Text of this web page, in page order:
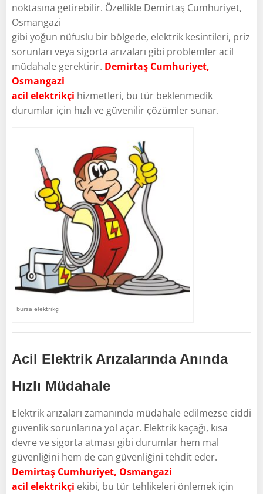
noktasına getirebilir. Özellikle Demirtaş Cumhuriyet,
Osmangazi
gibi yoğun nüfuslu bir bölgede, elektrik kesintileri, priz
sorunları veya sigorta arızaları gibi problemler acil
müdahale gerektirir. Demirtaş Cumhuriyet,
Osmangazi
acil elektrikçi hizmetleri, bu tür beklenmedik
durumlar için hızlı ve güvenilir çözümler sunar.
bursa elektrikçi
Acil Elektrik Arızalarında Anında
Hızlı Müdahale
Elektrik arızaları zamanında müdahale edilmezse ciddi
güvenlik sorunlarına yol açar. Elektrik kaçağı, kısa
devre ve sigorta atması gibi durumlar hem mal
güvenliğini hem de can güvenliğini tehdit eder.
Demirtaş Cumhuriyet, Osmangazi
acil elektrikçi ekibi, bu tür tehlikeleri önlemek için